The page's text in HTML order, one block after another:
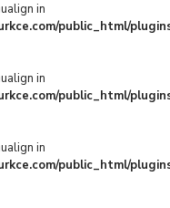
in
public_html/
in
public_html/
in
public_html/